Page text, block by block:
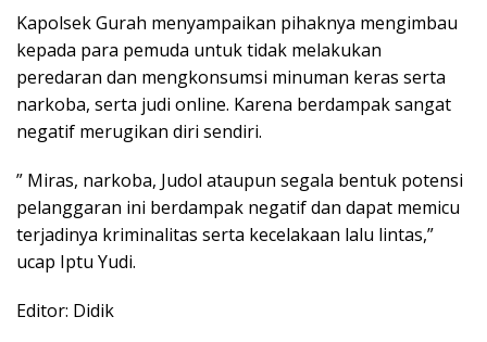
Kapolsek Gurah menyampaikan pihaknya mengimbau
kepada para pemuda untuk tidak melakukan
peredaran dan mengkonsumsi minuman keras serta
narkoba, serta judi online. Karena berdampak sangat
negatif merugikan diri sendiri.
” Miras, narkoba, Judol ataupun segala bentuk potensi
pelanggaran ini berdampak negatif dan dapat memicu
terjadinya kriminalitas serta kecelakaan lalu lintas,”
ucap Iptu Yudi.
Editor: Didik